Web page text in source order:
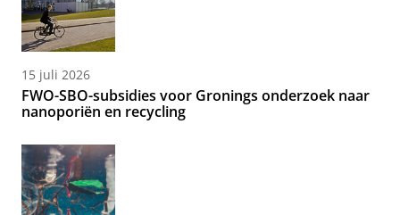
15 juli 2026
FWO-SBO-subsidies voor Gronings onderzoek naar
nanoporiën en recycling